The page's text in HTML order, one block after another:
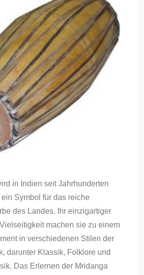
in Indien seit Jahrhunderten
Symbol für das reiche
des Landes. Ihr einzigartiger
machen sie zu einem
in verschiedenen Stilen der
darunter Klassik, Folklore und
Das Erlernen der Mridanga